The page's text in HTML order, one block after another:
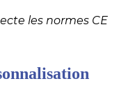
les normes CE